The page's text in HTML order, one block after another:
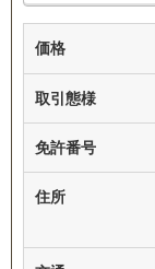
価格
取引態様
免許番号
住所